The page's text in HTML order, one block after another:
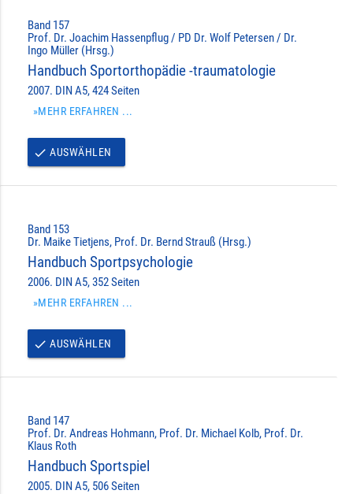
Band 157
Prof. Dr. Joachim Hassenpflug / PD Dr. Wolf Petersen / Dr.
Ingo Müller (Hrsg.)
Handbuch Sportorthopädie -traumatologie
2007. DIN A5, 424 Seiten
»MEHR ERFAHREN ...
done AUSWÄHLEN
Band 153
Dr. Maike Tietjens, Prof. Dr. Bernd Strauß (Hrsg.)
Handbuch Sportpsychologie
2006. DIN A5, 352 Seiten
»MEHR ERFAHREN ...
done AUSWÄHLEN
Band 147
Prof. Dr. Andreas Hohmann, Prof. Dr. Michael Kolb, Prof. Dr.
Klaus Roth
Handbuch Sportspiel
2005. DIN A5, 506 Seiten